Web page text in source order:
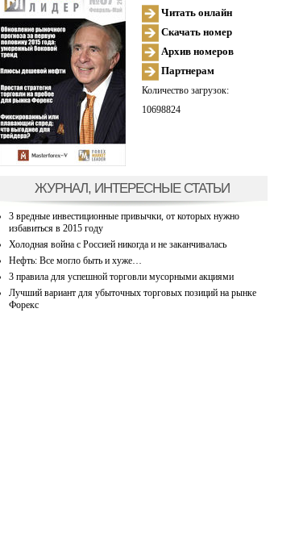
Читать онлайн
Скачать номер
Архив номеров
Партнерам
Количество загрузок:
10698824
ЖУРНАЛ, ИНТЕРЕСНЫЕ СТАТЬИ
3 вредные инвестиционные привычки, от которых нужно
избавиться в 2015 году
Холодная война с Россией никогда и не заканчивалась
Нефть: Все могло быть и хуже…
3 правила для успешной торговли мусорными акциями
Лучший вариант для убыточных торговых позиций на рынке
Форекс